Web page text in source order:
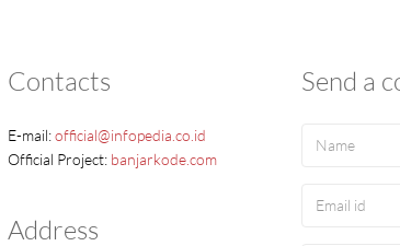
Contacts
E-mail:official@infopedia.co.id
Official Project: banjarkode.com
Address
Send a